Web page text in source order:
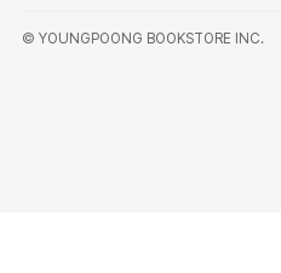
© YOUNGPOONG BOOKSTORE INC.